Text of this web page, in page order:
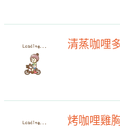
清蒸咖哩
烤咖哩雞